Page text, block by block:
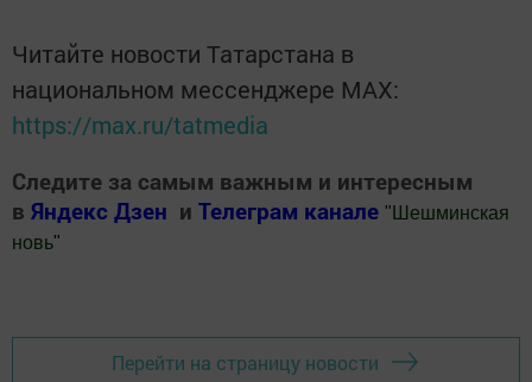
Читайте новости Татарстана в
национальном мессенджере MАХ:
https://max.ru/tatmedia
Следите за самым важным и интересным
в Яндекс Дзен и Телеграм канале " Шешминская
новь"
Перейти на страницу новости